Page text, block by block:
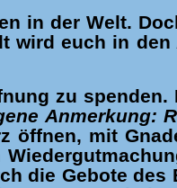
in der Welt.
wird euch in
zu
Anmerkung:
öffnen, mit
die Gebote des